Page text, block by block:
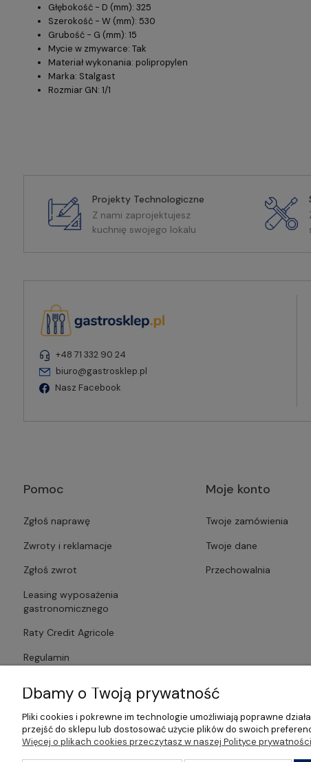
Głębokość - D (mm): 325
Szerokość - W (mm): 530
Grubość - G (mm): 15
Mycie w zmywarce: Tak
Materiał wykonania: polipropylen
Marka: Stalgast
Rozmiar GN: 1/1
Projekty Technologiczne
Z nami zaprojektujesz
kuchnię swojego lokalu
+48 71 332 90 24
biuro@gastrosklep.pl
Nasz Facebook
Pomoc
Zgłoś naprawę
Zwroty i reklamacje
Zgłoś zwrot
Leasing wyposażenia
gastronomicznego
Raty Credit Agricole
Regulamin
Moje konto
Twoje zamówienia
Twoje dane
Przechowalnia
©2026 Wszelkie Prawa Zastrzeżone | Gastrosklep | Wyposażenie
Dbamy o Twoją prywatność
Pliki cookies i pokrewne im technologie umożliwiają poprawne
przejść do sklepu lub dostosować użycie plików do swoich
Więcej o plikach cookies przeczytasz w naszej Polityce